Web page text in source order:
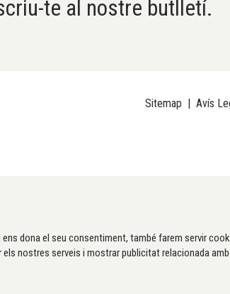
te al nostre butlletí.
Sitemap | Avís
dona el seu consentiment, també farem servir
nostres serveis i mostrar publicitat relacionada